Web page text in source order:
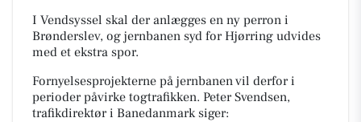
I Vendsyssel skal der anlægges en ny perron i
Brønderslev, og jernbanen syd for Hjørring udvides
med et ekstra spor.
Fornyelsesprojekterne på jernbanen vil derfor i
perioder påvirke togtrafikken. Peter Svendsen,
trafikdirektør i Banedanmark siger: